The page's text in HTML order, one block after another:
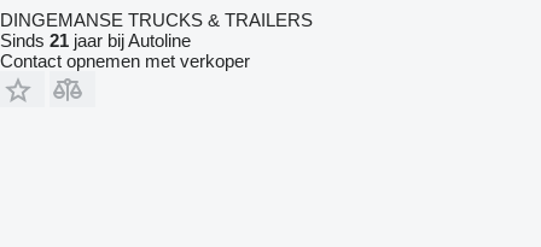
DINGEMANSE TRUCKS & TRAILERS
Sinds 21 jaar bij Autoline
Contact opnemen met verkoper